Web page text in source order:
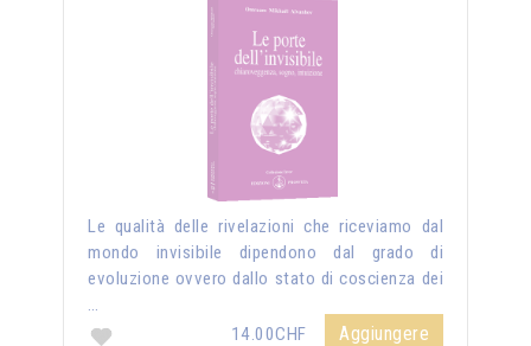
Le qualità delle rivelazioni che riceviamo dal
mondo invisibile dipendono dal grado di
evoluzione ovvero dallo stato di coscienza dei
…
14.00CHF
Aggiungere